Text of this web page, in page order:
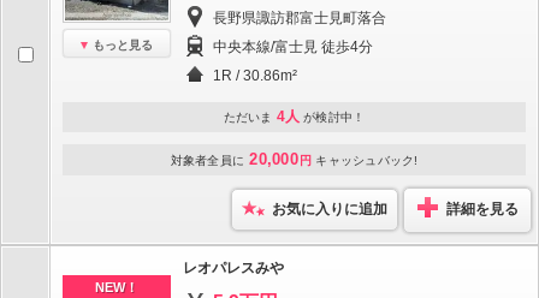
もっと見る
長野県諏訪郡富士見町落合
中央本線/富士見 徒歩4分
1R / 30.86m²
ただいま 4人 が検討中！
対象者全員に 20,000 円 キャッシュバック!
お気に入りに追加 詳細を見る
NEW！
レオパレスみや